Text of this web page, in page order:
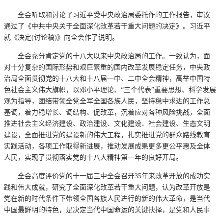
全会听取和讨论了习近平受中央政治局委托作的工作报告，审议
通过了《中共中央关于全面深化改革若干重大问题的决定》。习近平
就《决定(讨论稿)》向全会作了说明。
全会充分肯定党的十八大以来中央政治局的工作。一致认为，面
对十分复杂的国际形势和艰巨繁重的国内改革发展稳定任务，中央政
治局全面贯彻党的十八大和十八届一中、二中全会精神，高举中国特
色社会主义伟大旗帜，以邓小平理论、“三个代表”重要思想、科学发展
观为指导，团结带领全党全军全国各族人民，坚持稳中求进的工作总
基调，着力稳增长、调结构、促改革，沉着应对各种风险挑战，全面
推进社会主义经济建设、政治建设、文化建设、社会建设、生态文明
建设，全面推进党的建设新的伟大工程，扎实推进党的群众路线教育
实践活动，各项工作取得新进展，推动发展成果更多更公平惠及全体
人民，实现了贯彻落实党的十八大精神第一年的良好开局。
全会高度评价党的十一届三中全会召开35年来改革开放的成功实
践和伟大成就，研究了全面深化改革若干重大问题，认为改革开放是
党在新的时代条件下带领全国各族人民进行的新的伟大革命，是当代
中国最鲜明的特色，是决定当代中国命运的关键抉择，是党和人民事